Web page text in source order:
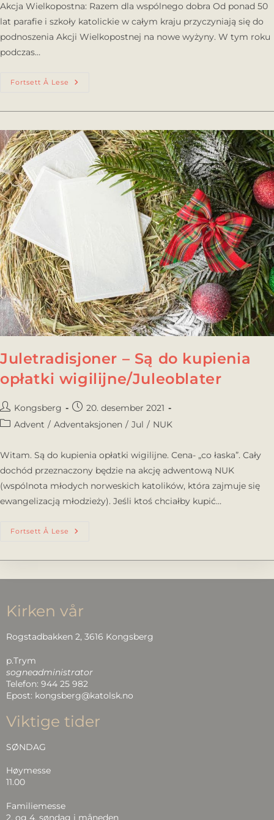
Akcja Wielkopostna: Razem dla wspólnego dobra Od ponad 50
lat parafie i szkoły katolickie w całym kraju przyczyniają się do
podnoszenia Akcji Wielkopostnej na nowe wyżyny. W tym roku
podczas…
Fortsett Å Lese
Juletradisjoner – Są do kupienia
opłatki wigilijne/Juleoblater
Kongsberg
20. desember 2021
Advent / Adventaksjonen / Jul / NUK
Witam. Są do kupienia opłatki wigilijne. Cena- „co łaska”. Cały
dochód przeznaczony będzie na akcję adwentową NUK
(wspólnota młodych norweskich katolików, która zajmuje się
ewangelizacją młodzieży). Jeśli ktoś chciałby kupić…
Fortsett Å Lese
Kirken vår
Rogstadbakken 2, 3616 Kongsberg
p.Trym
sogneadministrator
Telefon: 944 25 982
Epost: kongsberg@katolsk.no
Viktige tider
SØNDAG
Høymesse
11.00
Familiemesse
2. og 4. søndag i måneden